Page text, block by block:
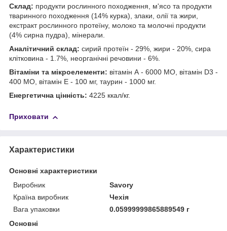
Склад: продукти рослинного походження, м'ясо та продукти
тваринного походження (14% курка), злаки, олії та жири,
екстракт рослинного протеїну, молоко та молочні продукти
(4% сирна пудра), мінерали.
Аналітичний склад: cирий протеїн - 29%, жири - 20%, сира
клітковина - 1.7%, неорганічні речовини - 6%.
Вітаміни та мікроелементи: вітамін А - 6000 МО, вітамін D3 -
400 МО, вітамін Е - 100 мг, таурин - 1000 мг.
Енергетична цінність: 4225 ккал/кг.
Приховати
Характеристики
Основні характеристики
Виробник
Savory
Країна виробник
Чехія
Вага упаковки
0.05999999865889549 г
Основні